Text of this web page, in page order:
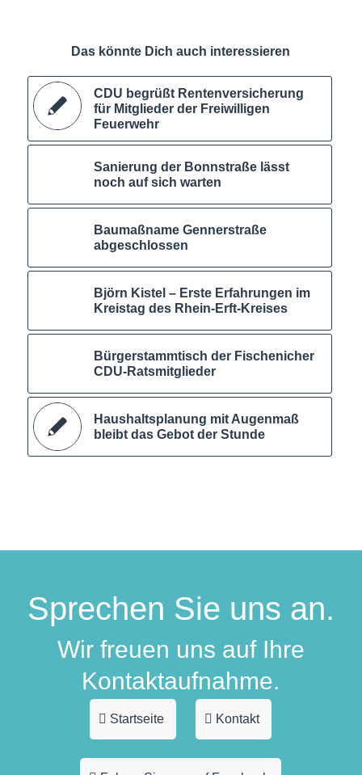
Das könnte Dich auch interessieren
CDU begrüßt Rentenversicherung
für Mitglieder der Freiwilligen
Feuerwehr
Sanierung der Bonnstraße lässt
noch auf sich warten
Baumaßname Gennerstraße
abgeschlossen
Björn Kistel – Erste Erfahrungen im
Kreistag des Rhein-Erft-Kreises
Bürgerstammtisch der Fischenicher
CDU-Ratsmitglieder
Haushaltsplanung mit Augenmaß
bleibt das Gebot der Stunde
Sprechen Sie uns an.
Wir freuen uns auf Ihre
Kontaktaufnahme.
Startseite Kontakt